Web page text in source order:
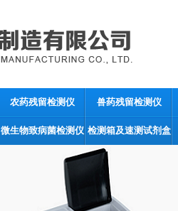
农药残留检测仪 兽药残留检测仪
微生物致病菌检测仪 检测箱及速测试剂盒